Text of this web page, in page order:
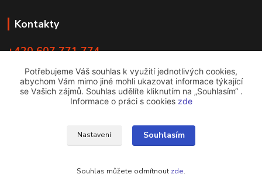
Kontakty
+420 607 771 774
info@bazarstop.cz
bazarstop
Potřebujeme Váš souhlas k využití jednotlivých cookies,
abychom Vám mimo jiné mohli ukazovat informace týkající
se Vašich zájmů. Souhlas udělíte kliknutím na „Souhlasím“ .
Informace o práci s cookies zde
Nastavení Souhlasím
Souhlas můžete odmítnout zde.